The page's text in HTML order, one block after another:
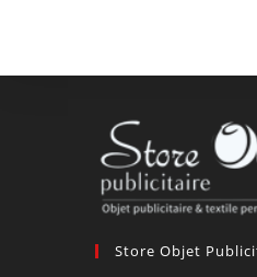
Store Objet